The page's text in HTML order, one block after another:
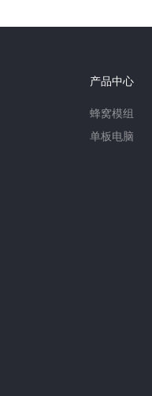
产品中心
蜂窝模组
单板电脑